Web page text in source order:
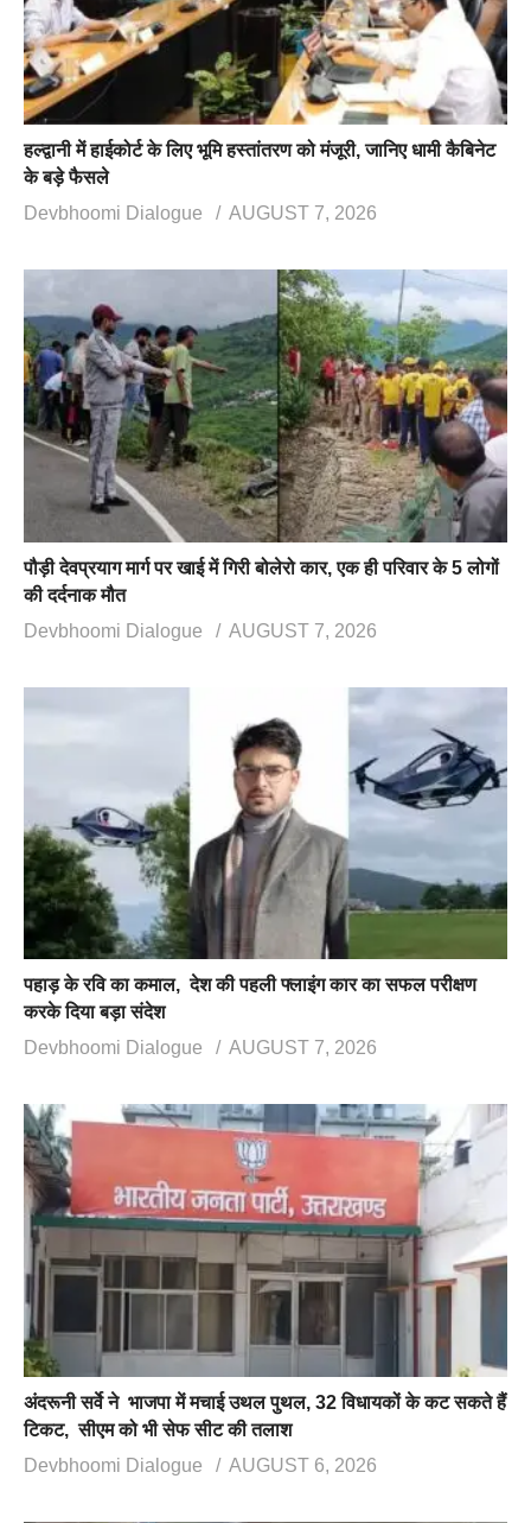
हल्द्वानी में हाईकोर्ट के लिए भूमि हस्तांतरण को मंजूरी, जानिए धामी कैबिनेट
के बड़े फैसले
Devbhoomi Dialogue
AUGUST 7, 2026
पौड़ी देवप्रयाग मार्ग पर खाई में गिरी बोलेरो कार, एक ही परिवार के 5 लोगों
की दर्दनाक मौत
Devbhoomi Dialogue
AUGUST 7, 2026
पहाड़ के रवि का कमाल, देश की पहली फ्लाइंग कार का सफल परीक्षण
करके दिया बड़ा संदेश
Devbhoomi Dialogue
AUGUST 7, 2026
अंदरूनी सर्वे ने भाजपा में मचाई उथल पुथल, 32 विधायकों के कट सकते हैं
टिकट, सीएम को भी सेफ सीट की तलाश
Devbhoomi Dialogue
AUGUST 6, 2026